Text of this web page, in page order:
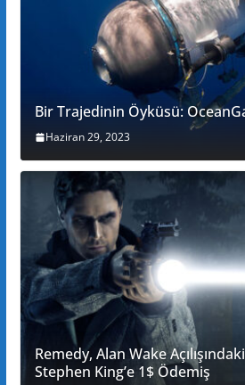
Bir Trajedinin Öyküsü:
Haziran 29, 2023
Remedy, Alan Wake
Stephen King’e 1$ Ödemiş